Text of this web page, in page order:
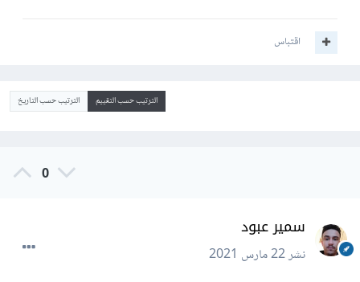
اقتباس
الترتيب حسب التقييم الترتيب حسب التاريخ
0
سمير عبود
نشر22 مارس 2021